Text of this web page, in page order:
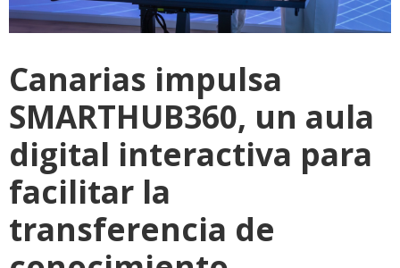
Canarias impulsa
SMARTHUB360, un aula
digital interactiva para
facilitar la
transferencia de